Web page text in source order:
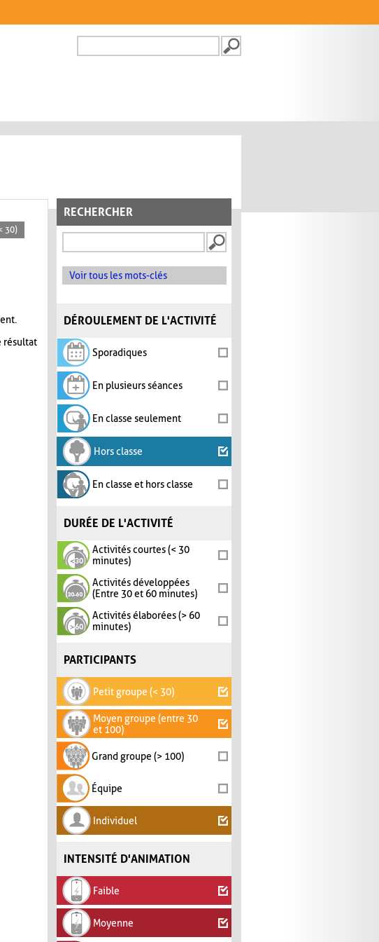
FORMULAIRE DE
RECHERCHER
Voir tous les mots-clés
DÉROULEMENT DE L'ACTIVITÉ
Sporadiques
En plusieurs séances
En classe seulement
Hors classe
En classe et hors classe
DURÉE DE L'ACTIVITÉ
Activités courtes (< 30
minutes)
Activités développées
(Entre 30 et 60 minutes)
Activités élaborées (> 60
minutes)
PARTICIPANTS
Petit groupe (< 30)
Moyen groupe (entre 30
et 100)
Grand groupe (> 100)
Équipe
Individuel
INTENSITÉ D'ANIMATION
Faible
Moyenne
30)
résultat